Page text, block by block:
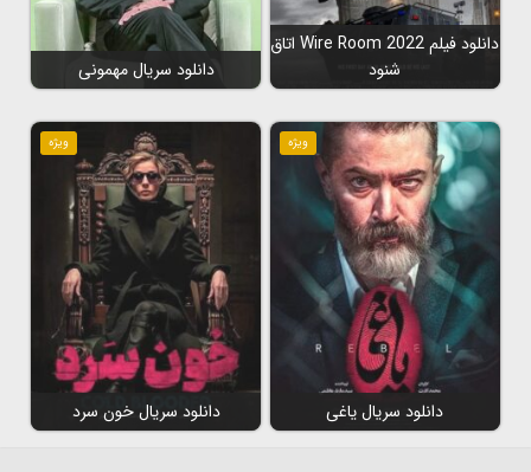
دانلود فیلم Wire Room 2022 اتاق
شنود
دانلود سریال مهمونی
ویژه
دانلود سریال یاغی
ویژه
دانلود سریال خون سرد